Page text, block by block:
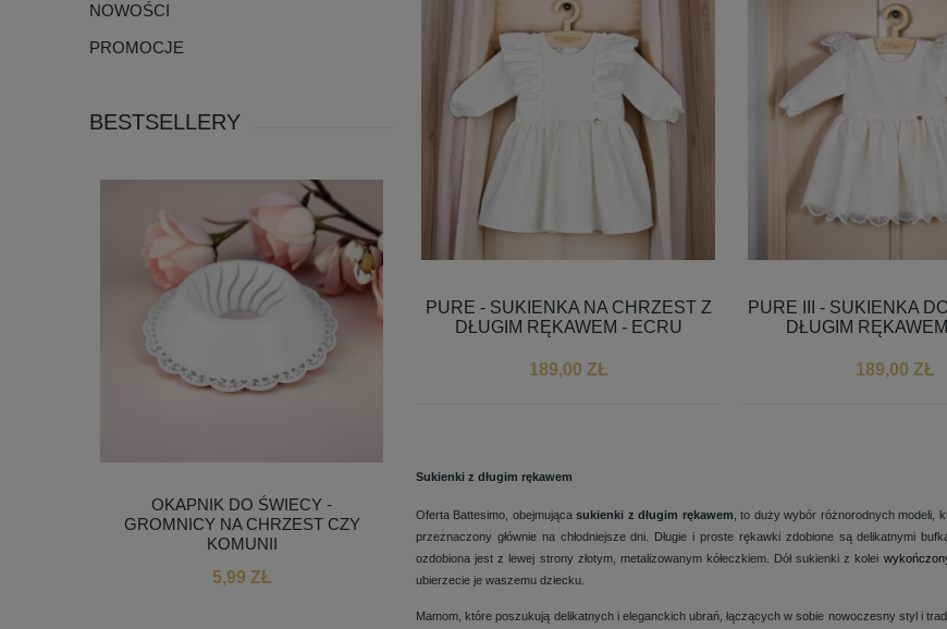
NOWOŚCI
PROMOCJE
BESTSELLERY
OKAPNIK DO ŚWIECY -
GROMNICY NA CHRZEST CZY
KOMUNII
5,99 ZŁ
CHŁOPCA
54,99 ZŁ
DZIEWCZYNEK - BIAŁE
ZAPINANE NA RZEP
PURE - SUKIENKA NA CHRZEST Z
DŁUGIM RĘKAWEM - ECRU
189,00 ZŁ
PURE III - SUKIENKA
DŁUGIM
189,00 ZŁ
Sukienki z długim rękawem
Oferta Battesimo, obejmującasukienki z długim rękawem , to duży wybór różnorodnych modeli,
przeznaczony głównie na chłodniejsze dni. Długie i proste rękawki zdobione są delikatnymi
ozdobiona jest z lewej strony złotym, metalizowanym kółeczkiem. Dół sukienki z kolei
ubierzecie je waszemu dziecku.
Mamom, które poszukują delikatnych i eleganckich ubrań, łączących w sobie nowoczesny styl i